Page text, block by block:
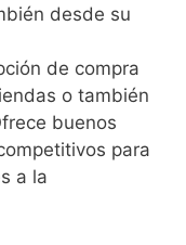
desde su
de compra
o también
buenos
para
a la